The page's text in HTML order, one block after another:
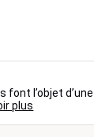
l’objet
plus